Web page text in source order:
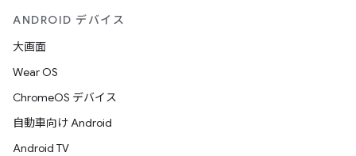
ANDROID デバイス
大画面
Wear OS
ChromeOS デバイス
自動車向け Android
Android TV